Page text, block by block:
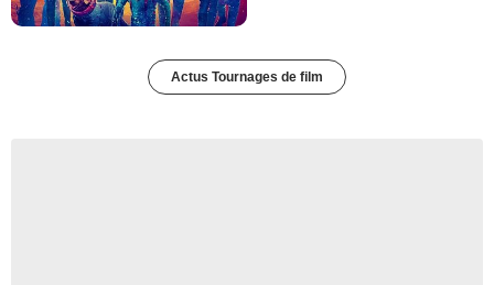
Actus Tournages de film